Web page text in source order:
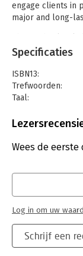
engage clients in
major and long-
including its
handle a range
the authors fully
theoretical bases,
model. In the
with transcripts
with different
This book is
working with
Specificaties
ISBN13:
Trefwoorden:
Taal:
Aantal pagina's:
Druk:
Wees de
Schrijf een
Log in om uw